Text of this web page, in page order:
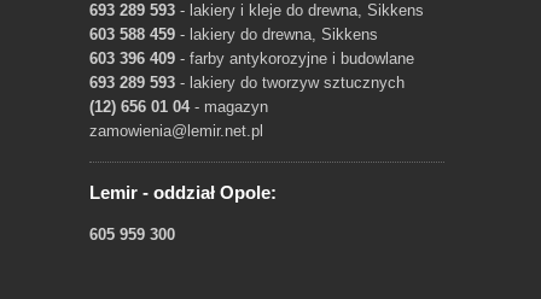
693 289 593 - lakiery i kleje do drewna, Sikkens
603 588 459 - lakiery do drewna, Sikkens
603 396 409 - farby antykorozyjne i budowlane
693 289 593 - lakiery do tworzyw sztucznych
(12) 656 01 04- magazyn
zamowienia@lemir.net.pl
Lemir - oddział Opole:
605 959 300